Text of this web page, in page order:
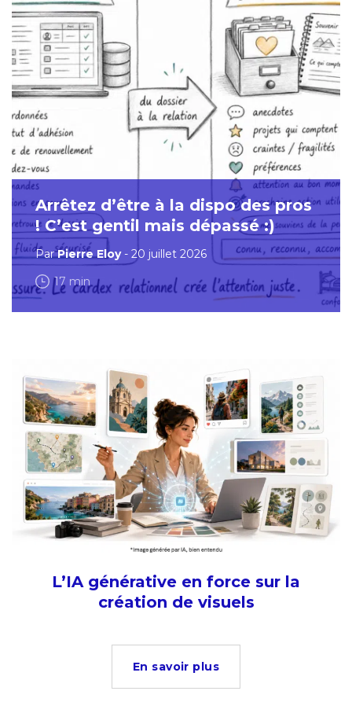
Arrêtez d’être à la dispo des pros
! C’est gentil mais dépassé :)
ParPierre Eloy- 20 juillet 2026
17 min
L’IA générative en force sur la
création de visuels
En savoir plus